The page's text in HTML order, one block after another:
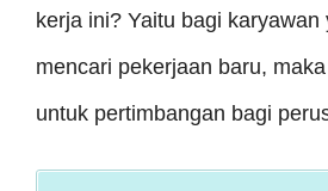
kerja ini? Yaitu bagi karyawan
mencari pekerjaan baru,
untuk pertimbangan bagi